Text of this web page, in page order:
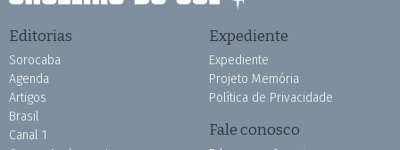
Editorias
Sorocaba
Agenda
Artigos
Brasil
Canal 1
Expediente
Expediente
Projeto Memória
Política de Privacidade
Fale conosco